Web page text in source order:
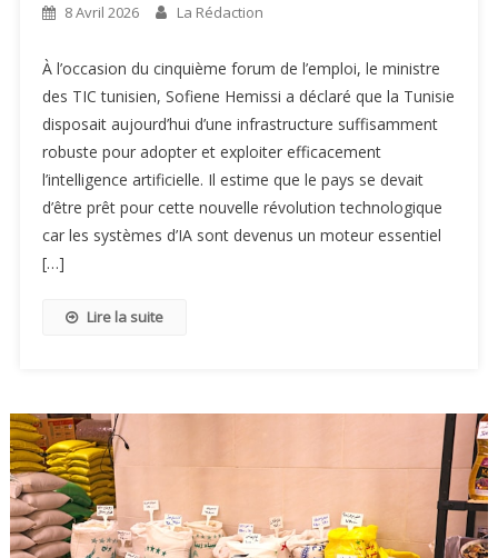
8 Avril 2026 La Rédaction
À l’occasion du cinquième forum de l’emploi, le ministre
des TIC tunisien, Sofiene Hemissi a déclaré que la Tunisie
disposait aujourd’hui d’une infrastructure suffisamment
robuste pour adopter et exploiter efficacement
l’intelligence artificielle. Il estime que le pays se devait
d’être prêt pour cette nouvelle révolution technologique
car les systèmes d’IA sont devenus un moteur essentiel
[…]
Lire la suite